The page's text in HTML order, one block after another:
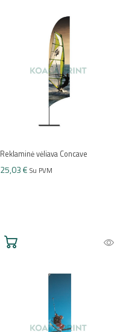
Reklaminė vėliava Concave
25,03 € Su PVM